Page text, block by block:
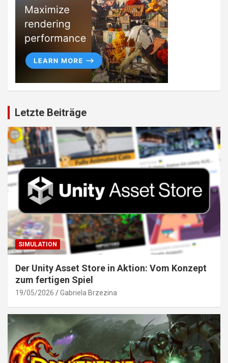
Letzte Beiträge
SIMULATION
Der Unity Asset Store in Aktion: Vom Konzept
zum fertigen Spiel
19/05/2026 Gabriela Brzezina